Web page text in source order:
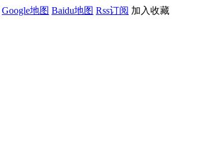
Google地图 Baidu地图 Rss订阅 加入收藏